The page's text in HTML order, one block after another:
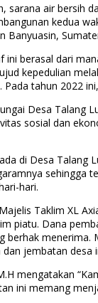
sarana air bersih
kedua
Banyuasin,
ini berasal dari
kepedulian
tahun 2022
Desa Talang
sosial dan
di Desa Talang
sehingga
hari.
Taklim XL
piatu. Dana
berhak
jembatan
mengatakan
ini memang